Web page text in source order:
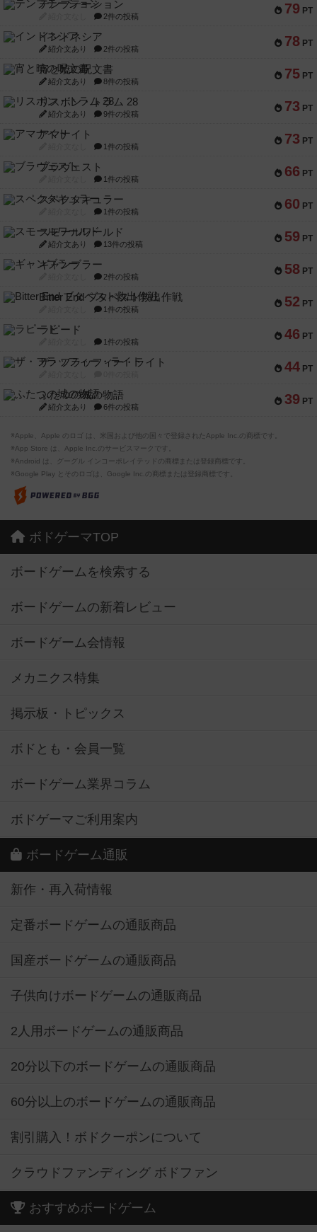
79 PT
テンプテーション
2件の投稿
78 PT
インドネシア
紹介文あり 2件の投稿
75 PT
宵と暁の呪文書
紹介文あり 8件の投稿
73 PT
リスボン・トラム 28
紹介文あり 9件の投稿
73 PT
アマナイト
1件の投稿
66 PT
ブラヴェスト
1件の投稿
60 PT
スペクタキュラー
1件の投稿
59 PT
スモールワールド
紹介文あり 13件の投稿
58 PT
ギャンブラー
2件の投稿
52 PT
Bitter End ブタペスト救出作戦
1件の投稿
46 PT
ラピード
1件の投稿
44 PT
ザ・フラッフィー・ライト
39 PT
ふたつの城の物語
紹介文あり 6件の投稿
※Apple、Apple のロゴ は、米国および他の国々で登録されたApple Inc.の商標です。
※App Store は、Apple Inc.のサービスマークです。
※Android は、グーグル インコーポレイテッドの商標または登録商標です。
※Google Play とそのロゴは、Google Inc.の商標または登録商標です。
ボドゲーマTOP
ボードゲームを検索する
ボードゲームの新着レビュー
ボードゲーム会情報
メカニクス特集
掲示板・トピックス
ボドとも・会員一覧
ボードゲーム業界コラム
ボドゲーマご利用案内
ボードゲーム通販
新作・再入荷情報
定番ボードゲームの通販商品
国産ボードゲームの通販商品
子供向けボードゲームの通販商品
2人用ボードゲームの通販商品
20分以下のボードゲームの通販商品
60分以上のボードゲームの通販商品
割引購入！ボドクーポンについて
クラウドファンディング ボドファン
おすすめボードゲーム